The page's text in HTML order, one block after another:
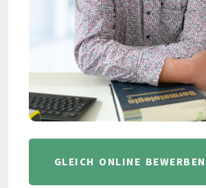
GLEICH ONLINE BEWERBEN